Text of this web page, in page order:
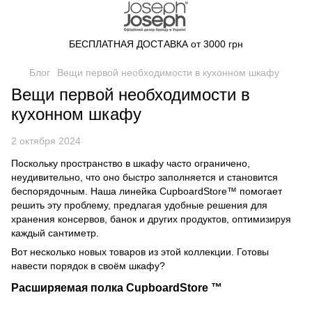
БЕСПЛАТНАЯ ДОСТАВКА от 3000 грн
Блог Вещи первой необходимости в кухонном шкафу
Вещи первой необходимости в
кухонном шкафу
2 октября 2024
Поскольку пространство в шкафу часто ограничено,
неудивительно, что оно быстро заполняется и становится
беспорядочным. Наша линейка CupboardStore™ помогает
решить эту проблему, предлагая удобные решения для
хранения консервов, банок и других продуктов, оптимизируя
каждый сантиметр.
Вот несколько новых товаров из этой коллекции. Готовы
навести порядок в своём шкафу?
Расширяемая полка CupboardStore ™